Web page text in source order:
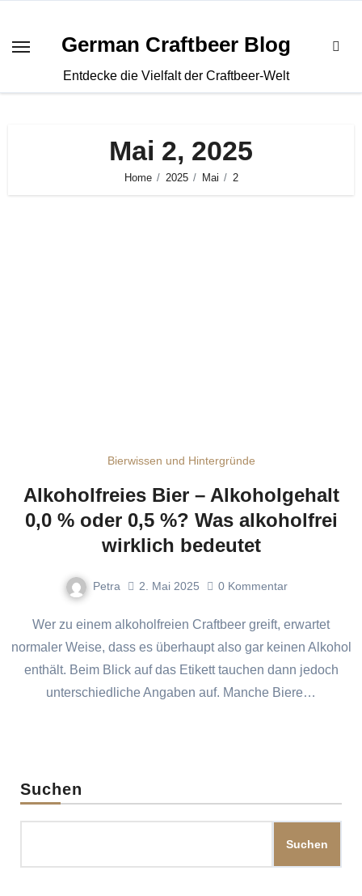
springen
German Craftbeer Blog
Entdecke die Vielfalt der Craftbeer-Welt
Mai 2, 2025
Home 2025 Mai 2
Bierwissen und Hintergründe
Alkoholfreies Bier – Alkoholgehalt
0,0 % oder 0,5 %? Was alkoholfrei
wirklich bedeutet
Petra 2. Mai 2025 0 Kommentar
Wer zu einem alkoholfreien Craftbeer greift, erwartet
normaler Weise, dass es überhaupt also gar keinen Alkohol
enthält. Beim Blick auf das Etikett tauchen dann jedoch
unterschiedliche Angaben auf. Manche Biere…
Suchen
Suchen